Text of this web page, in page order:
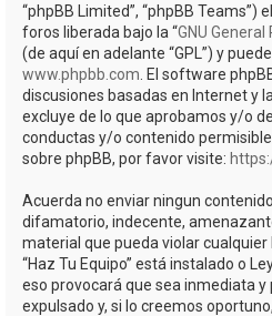
“phpBB Limited”, “phpBB Teams”)
foros liberada bajo la “GNU
(de aquí en adelante “GPL”) y
www.phpbb.com . El software
discusiones basadas en Internet y
excluye de lo que aprobamos y/o
conductas y/o contenido
sobre phpBB, por favor visite:
Acuerda no enviar ningun
difamatorio, indecente,
material que pueda violar cualquier
“Haz Tu Equipo” está instalado o
eso provocará que sea inmediata
expulsado y, si lo creemos